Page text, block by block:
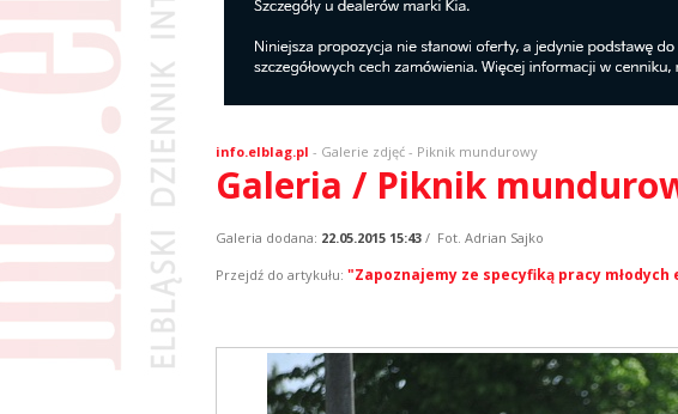
info.elblag.pl - Galerie zdjęć- Piknik mundurowy
Galeria / Piknik
Galeria dodana: 22.05.2015 15:43/ Fot. Adrian Sajko
Przejdź do artykułu: "Zapoznajemy ze specyfiką pracy młodych